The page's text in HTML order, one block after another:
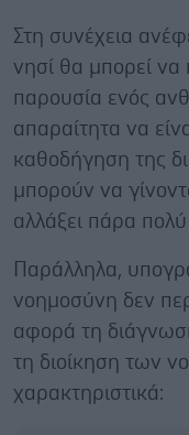
Στη συνέχεια
νησί θα μπορεί να
παρουσία ενός
απαραίτητα να
καθοδήγηση της
μπορούν να
αλλάξει πάρα
Παράλληλα,
νοημοσύνη δεν
αφορά τη
τη διοίκηση των
χαρακτηριστικά: